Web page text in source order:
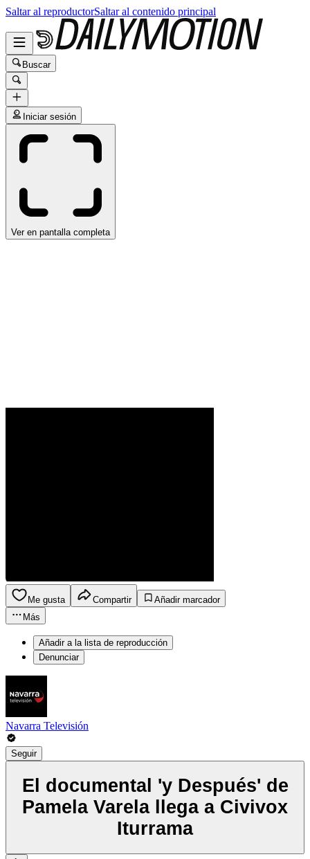
Saltar al reproductorSaltar al contenido principal
Buscar
Iniciar sesión
Ver en pantalla completa
Me gusta Compartir
Añadir marcador
Más
Añadir a la lista de reproducción
Denunciar
Navarra Televisión
Seguir
El documental 'y Después' de
Pamela Varela llega a Civivox
Iturrama